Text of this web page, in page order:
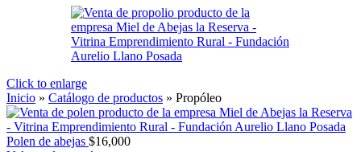
Click to enlarge
Inicio » Catálogo de productos » Propóleo
Polen de abejas $16,000